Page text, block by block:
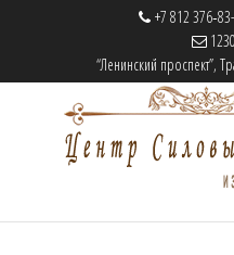
+7 812
“Ленинский проспект”,
Центр Силовых